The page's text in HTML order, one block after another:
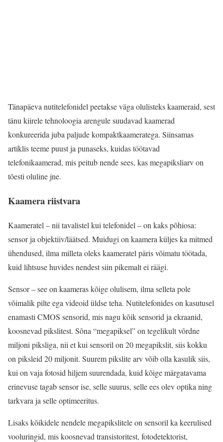
Tänapäeva nutitelefonidel peetakse väga olulisteks kaameraid, sest
tänu kiirele tehnoloogia arengule suudavad kaamerad
konkureerida juba paljude kompaktkaameratega. Siinsamas
artiklis teeme puust ja punaseks, kuidas töötavad
telefonikaamerad, mis peitub nende sees, kas megapiksliarv on
tõesti oluline jne.
Kaamera riistvara
Kaameratel – nii tavalistel kui telefonidel – on kaks põhiosa:
sensor ja objektiiv/läätsed. Muidugi on kaamera küljes ka mitmed
ühendused, ilma milleta oleks kaameratel päris võimatu töötada,
kuid lihtsuse huvides nendest siin pikemalt ei räägi.
Sensor – see on kaameras kõige olulisem, ilma selleta pole
võimalik pilte ega videoid üldse teha. Nutitelefonides on kasutusel
enamasti CMOS sensorid, mis nagu kõik sensorid ja ekraanid,
koosnevad pikslitest. Sõna “megapiksel” on tegelikult võrdne
miljoni piksliga, nii et kui sensoril on 20 megapikslit, siis kokku
on piksleid 20 miljonit. Suurem pikslite arv võib olla kasulik siis,
kui on vaja fotosid hiljem suurendada, kuid kõige märgatavama
erinevuse tagab sensor ise, selle suurus, selle ees olev optika ning
tarkvara ja selle optimeeritus.
Lisaks kõikidele nendele megapikslitele on sensoril ka keerulised
vooluringid, mis koosnevad transistoritest, fotodetektorist,